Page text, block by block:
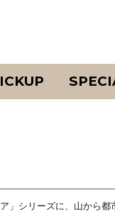
」シリーズに、山から都